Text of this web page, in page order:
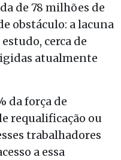
de 78 milhões de
obstáculo: a lacuna
cerca de
atualmente
da força de
requalificação ou
trabalhadores
a essa